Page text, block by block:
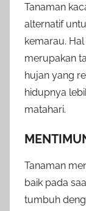
Tanaman
alternatif
kemarau.
merupakan
hujan yang
hidupnya
matahari.
Tanaman
baik pada
tumbuh